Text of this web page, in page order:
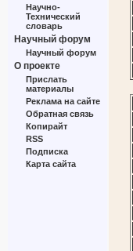
Научно-
Технический
словарь
Научный форум
Научный форум
О проекте
Прислать
материалы
Реклама на сайте
Обратная связь
Копирайт
RSS
Подписка
Карта сайта